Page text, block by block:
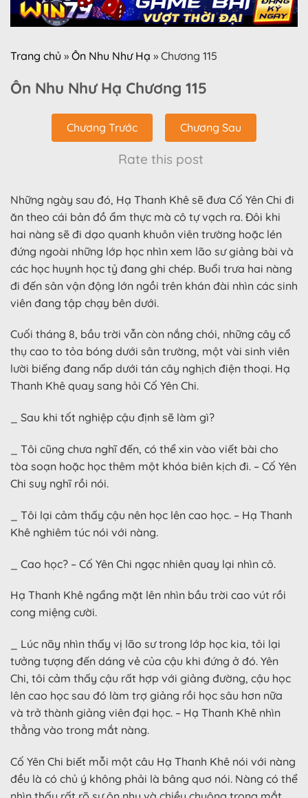
Trang chủ » Ôn Nhu Như Hạ » Chương 115
Ôn Nhu Như Hạ Chương 115
Chương Trước Chương Sau
Rate this post
Những ngày sau đó, Hạ Thanh Khê sẽ đưa Cố Yên Chi đi
ăn theo cái bản đồ ẩm thực mà cô tự vạch ra. Đôi khi
hai nàng sẽ đi dạo quanh khuôn viên trường hoặc lén
đứng ngoài những lớp học nhìn xem lão sư giảng bài và
các học huynh học tỷ đang ghi chép. Buổi trưa hai nàng
đi đến sân vận động lớn ngồi trên khán đài nhìn các sinh
viên đang tập chạy bên dưới.
Cuối tháng 8, bầu trời vẫn còn nắng chói, những cây cổ
thụ cao to tỏa bóng dưới sân trường, một vài sinh viên
lười biếng đang nấp dưới tán cây nghịch điện thoại. Hạ
Thanh Khê quay sang hỏi Cố Yên Chi.
_ Sau khi tốt nghiệp cậu định sẽ làm gì?
_ Tôi cũng chưa nghĩ đến, có thể xin vào viết bài cho
tòa soạn hoặc học thêm một khóa biên kịch đi. – Cố Yên
Chi suy nghĩ rồi nói.
_ Tôi lại cảm thấy cậu nên học lên cao học. – Hạ Thanh
Khê nghiêm túc nói với nàng.
_ Cao học? – Cố Yên Chi ngạc nhiên quay lại nhìn cô.
Hạ Thanh Khê ngẩng mặt lên nhìn bầu trời cao vút rồi
cong miệng cười.
_ Lúc nãy nhìn thấy vị lão sư trong lớp học kia, tôi lại
tưởng tượng đến dáng vẻ của cậu khi đứng ở đó. Yên
Chi, tôi cảm thấy cậu rất hợp với giảng đường, cậu học
lên cao học sau đó làm trợ giảng rồi học sâu hơn nữa
và trở thành giảng viên đại học. – Hạ Thanh Khê nhìn
thẳng vào trong mắt nàng.
Cố Yên Chi biết mỗi một câu Hạ Thanh Khê nói với nàng
đều là có chủ ý không phải là bâng quơ nói. Nàng có thể